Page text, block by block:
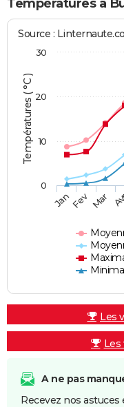
Températures à
Températures ( °C )
Source :
JanFev Mar
0
10
20
30
Les
Les
A ne pas
Recevez nos